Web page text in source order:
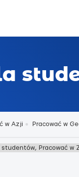
w Azji Pracować w
Pracować w